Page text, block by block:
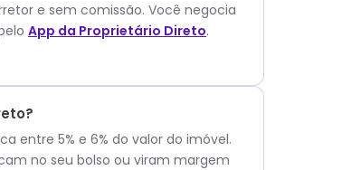
e sem comissão. Você negocia
App da Proprietário Direto.
entre 5% e 6% do valor do imóvel.
no seu bolso ou viram margem